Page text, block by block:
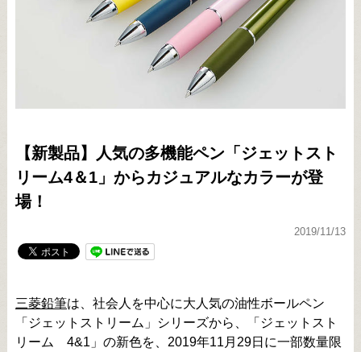
【新製品】人気の多機能ペン「ジェットスト
リーム4＆1」からカジュアルなカラーが登
場！
2019/11/13
三菱鉛筆は、社会人を中心に大人気の油性ボールペン
「ジェットストリーム」シリーズから、「ジェットスト
リーム 4&1」の新色を、2019年11月29日に一部数量限